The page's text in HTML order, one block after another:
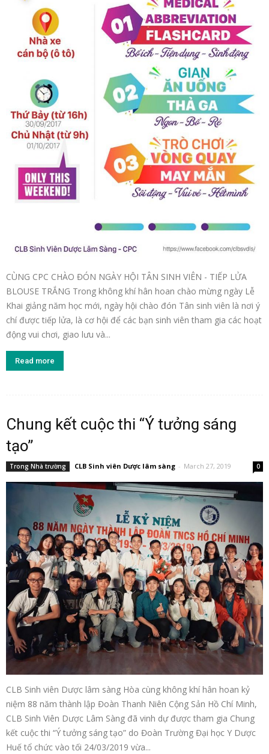
CÙNG CPC CHÀO ĐÓN NGÀY HỘI TÂN SINH VIÊN - TIẾP LỬA
BLOUSE TRẮNG Trong không khí hân hoan chào mừng ngày Lễ
Khai giảng năm học mới, ngày hội chào đón Tân sinh viên là nơi ý
chí được tiếp lửa, là cơ hội để các bạn sinh viên tham gia các hoạt
động vui chơi, giao lưu và...
Read more
Chung kết cuộc thi “Ý tưởng sáng
tạo”
Trong Nhà trường CLB Sinh viên Dược lâm sàng - March 27, 2019 0
CLB Sinh viên Dược lâm sàng Hòa cùng không khí hân hoan kỷ
niệm 88 năm thành lập Đoàn Thanh Niên Cộng Sản Hồ Chí Minh,
CLB Sinh Viên Dược Lâm Sàng đã vinh dự được tham gia Chung
kết cuộc thi “Ý tưởng sáng tạo” do Đoàn Trường Đại học Y Dược
Huế tổ chức vào tối 24/03/2019 vừa...